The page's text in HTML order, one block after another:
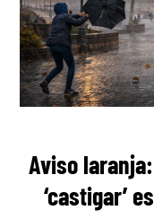
Aviso
‘castigar’